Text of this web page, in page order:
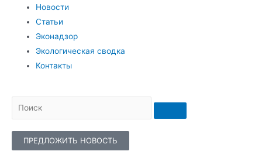
Новости
Статьи
Эконадзор
Экологическая сводка
Контакты
ПРЕДЛОЖИТЬ НОВОСТЬ